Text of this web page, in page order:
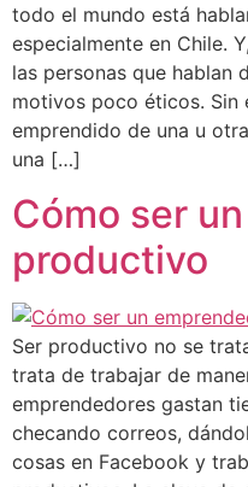
todo el mundo está
especialmente en Chile.
las personas que hablan
motivos poco éticos. Sin
emprendido de una u
una […]
Cómo ser
productivo
Ser productivo no se
trata de trabajar de
emprendedores gastan
checando correos,
cosas en Facebook y